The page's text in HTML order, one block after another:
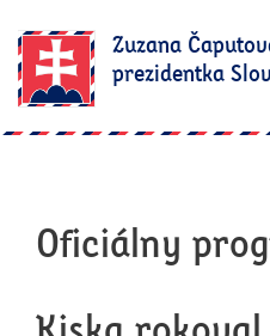
Zuzana
prezidentka
Oficiálny